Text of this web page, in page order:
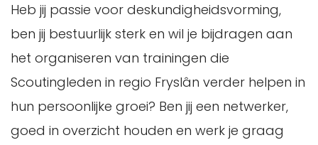
Heb jij passie voor deskundigheidsvorming,
ben jij bestuurlijk sterk en wil je bijdragen aan
het organiseren van trainingen die
Scoutingleden in regio Fryslân verder helpen in
hun persoonlijke groei? Ben jij een netwerker,
goed in overzicht houden en werk je graag